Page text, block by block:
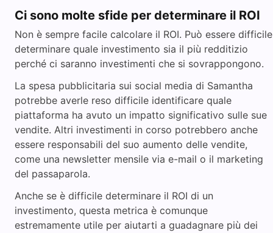
Ci sono molte sfide per determinare il ROI
Non è sempre facile calcolare il ROI. Può essere difficile
determinare quale investimento sia il più redditizio
perché ci saranno investimenti che si sovrappongono.
La spesa pubblicitaria sui social media di Samantha
potrebbe averle reso difficile identificare quale
piattaforma ha avuto un impatto significativo sulle sue
vendite. Altri investimenti in corso potrebbero anche
essere responsabili del suo aumento delle vendite,
come una newsletter mensile via e-mail o il marketing
del passaparola.
Anche se è difficile determinare il ROI di un
investimento, questa metrica è comunque
estremamente utile per aiutarti a guadagnare più dei